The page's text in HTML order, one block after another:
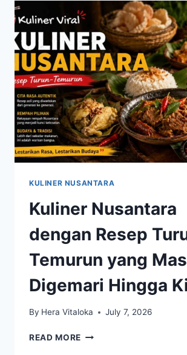
KULINER NUSANTARA
Kuliner Nusantara
dengan Resep
Temurun yang
Digemari Hingga
By Hera Vitaloka July 7, 2026
READ MORE KULINER